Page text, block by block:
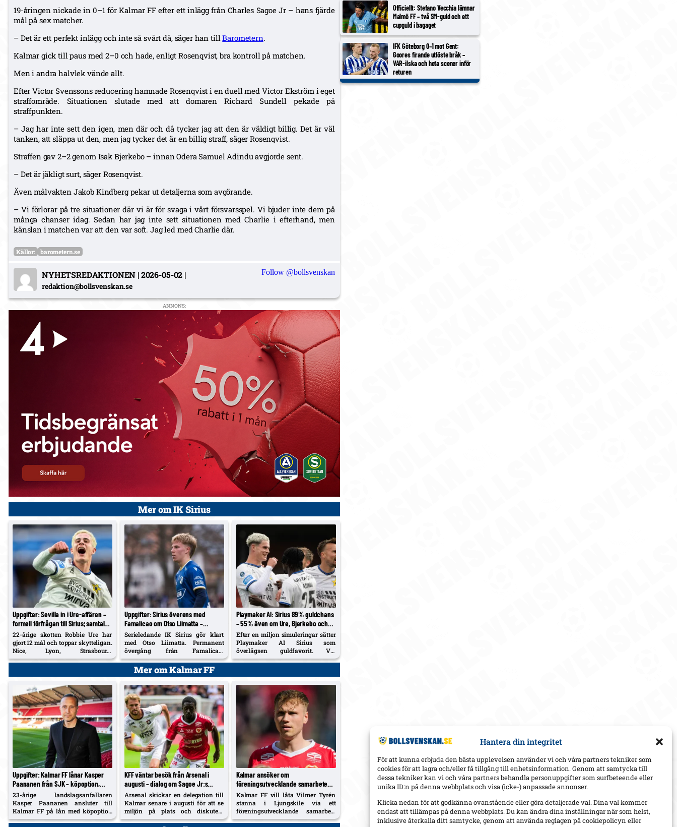
Hantera din integritet
För att kunna erbjuda den bästa upplevelsen använder vi och våra partners tekniker som
cookies för att lagra och/eller få tillgång till enhetsinformation. Genom att samtycka till
dessa tekniker kan vi och våra partners behandla personuppgifter som surfbeteende eller
unika ID:n på denna webbplats och visa (icke-) anpassade annonser.
Klicka nedan för att godkänna ovanstående eller göra detaljerade val. Dina val kommer
endast att tillämpas på denna webbplats. Du kan ändra dina inställningar när som helst,
inklusive återkalla ditt samtycke, genom att använda reglagen på cookiepolicyn eller
19-åringen nickade in 0–1 för Kalmar FF efter ett inlägg från Charles Sagoe Jr – hans fjärde
mål på sex matcher.
– Det är ett perfekt inlägg och inte så svårt då, säger han tillBarometern.
Kalmar gick till paus med 2–0 och hade, enligt Rosenqvist, bra kontroll på matchen.
Men i andra halvlek vände allt.
Efter Victor Svenssons reducering hamnade Rosenqvist i en duell med Victor Ekström i eget
straffområde. Situationen slutade med att domaren Richard Sundell pekade på
straffpunkten.
– Jag har inte sett den igen, men där och då tycker jag att den är väldigt billig. Det är väl
tanken, att släppa ut den, men jag tycker det är en billig straff, säger Rosenqvist.
Straffen gav 2–2 genom Isak Bjerkebo – innan Odera Samuel Adindu avgjorde sent.
– Det är jäkligt surt, säger Rosenqvist.
Även målvakten Jakob Kindberg pekar ut detaljerna som avgörande.
– Vi förlorar på tre situationer där vi är för svaga i vårt försvarsspel. Vi bjuder inte dem på
många chanser idag. Sedan har jag inte sett situationen med Charlie i efterhand, men
känslan i matchen var att den var soft. Jag led med Charlie där.
Källor: barometern.se
NYHETSREDAKTIONEN |2026-05-02 |
redaktion@bollsvenskan.se
Follow @bollsvenskan
ANNONS:
Mer om IK Sirius
Uppgifter: Sevilla in i Ure-affären –
formell förfrågan till Sirius; samtal
pågår
22-årige skotten Robbie Ure har
gjort 12 mål och toppar skytteligan.
Nice, Lyon, Strasbourg,
Hoffenheim, Trabzonspor, Genoa
Uppgifter: Sirius överens med
Famalicao om Otso Liimatta –
permanent köp, läkarundersökning i
veckan
Serieledande IK Sirius gör klart
med Otso Liimatta. Permanent
övergång från Famalicao;
läkarundersökning väntar innan
kontrakt skrivs, enligt Expressen.
Playmaker AI: Sirius 89% guldchans
– 55% även om Ure, Bjerkebo och
Soumah säljs; Hammarby 38,5%
Efter en miljon simuleringar sätter
Playmaker AI Sirius som
överlägsen guldfavorit. Vid
hypotetiska sommarförsäljningar
Mer om Kalmar FF
Uppgifter: Kalmar FF lånar Kasper
Paananen från SJK – köpoption,
presentation efter
läkarundersökning
23-årige landslagsanfallaren
Kasper Paananen ansluter till
Kalmar FF på lån med köpoption
från SJK Seinäjoki, enligt
KFF väntar besök från Arsenal i
augusti – dialog om Sagoe Jr:s
framtid och fler samarbeten
Arsenal skickar en delegation till
Kalmar senare i augusti för att se
miljön på plats och diskutera
Charles Sagoe Jr:s nästa steg. KFF
Kalmar ansöker om
föreningsutvecklande samarbete
för Tyrén – siktar på höst i
Ljungskile; Sagoe Jr kvar säsongen
ut
Kalmar FF vill låta Vilmer Tyrén
stanna i Ljungskile via ett
föreningsutvecklande samarbete
efter att lånet avslutats. Mats
Officiellt: Stefano Vecchia lämnar
Malmö FF – två SM-guld och ett
cupguld i bagaget
IFK Göteborg 0–1 mot Gent:
Goores firande utlöste bråk –
VAR-ilska och heta scener inför
returen